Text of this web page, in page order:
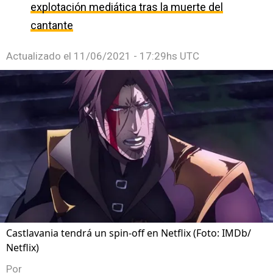
explotación mediática tras la muerte del
cantante
Actualizado el 11/06/2021 - 17:29hs UTC
Castlavania tendrá un spin-off en Netflix (Foto: IMDb/
Netflix)
Por